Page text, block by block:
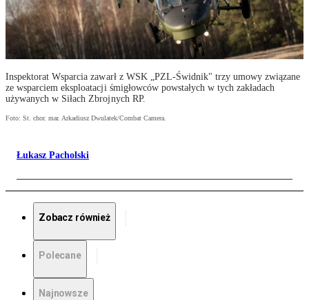
Inspektorat Wsparcia zawarł z WSK „PZL-Świdnik" trzy umowy związane
ze wsparciem eksploatacji śmigłowców powstałych w tych zakładach
używanych w Siłach Zbrojnych RP.
Foto: St. chor. mar. Arkadiusz Dwulatek/Combat Camera.
Łukasz Pacholski
Zobacz również
Polecane
Najnowsze